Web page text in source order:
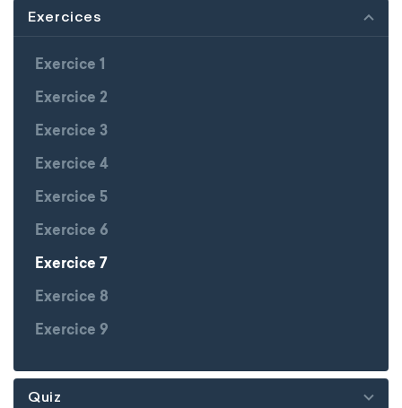
Exercices
Exercice 1
Exercice 2
Exercice 3
Exercice 4
Exercice 5
Exercice 6
Exercice 7
Exercice 8
Exercice 9
Quiz